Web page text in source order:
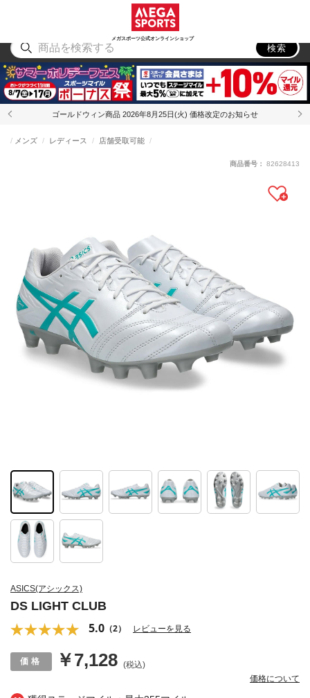
メガスポーツ公式オンラインショップ
アウトドア
検索
ゴールドウィン商品 2026年8月25日(火) 価格改定のお知らせ
ASICS(アシックス)
DS LIGHT CLUB
5.0 （2） レビューを見る
メンズ レディース 店舗受取可能
￥7,128 (税込)
価格について
商品番号： 82628413